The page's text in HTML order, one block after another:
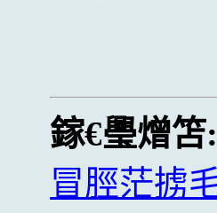
鎵€璺熷笘:
冒脛茫掳